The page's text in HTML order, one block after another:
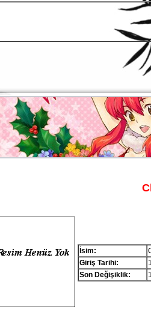
İsim:
Giriş Tarihi:
Son Değişiklik: